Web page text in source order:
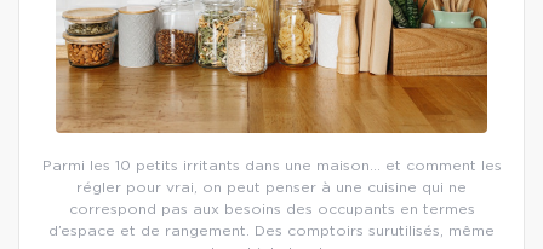
Parmi les 10 petits irritants dans une maison… et comment les
régler pour vrai, on peut penser à une cuisine qui ne
correspond pas aux besoins des occupants en termes
d’espace et de rangement. Des comptoirs surutilisés, même